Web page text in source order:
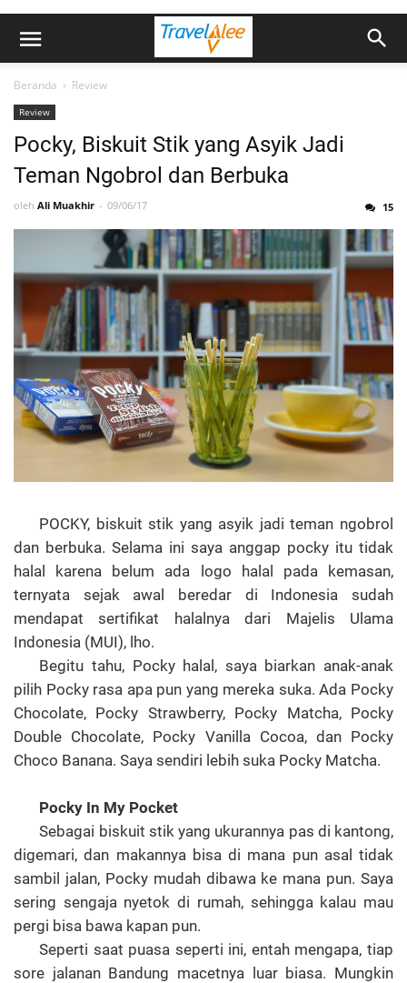
Beranda › Review
Review
Pocky, Biskuit Stik yang Asyik Jadi
Teman Ngobrol dan Berbuka
oleh Ali Muakhir 09/06/17 15
POCKY, biskuit stik yang asyik jadi teman ngobrol
dan berbuka. Selama ini saya anggap pocky itu tidak
halal karena belum ada logo halal pada kemasan,
ternyata sejak awal beredar di Indonesia sudah
mendapat sertifikat halalnya dari Majelis Ulama
Indonesia (MUI), lho.
Begitu tahu, Pocky halal, saya biarkan anak-anak
pilih Pocky rasa apa pun yang mereka suka. Ada Pocky
Chocolate, Pocky Strawberry, Pocky Matcha, Pocky
Double Chocolate, Pocky Vanilla Cocoa, dan Pocky
Choco Banana. Saya sendiri lebih suka Pocky Matcha.
Pocky In My Pocket
Sebagai biskuit stik yang ukurannya pas di kantong,
digemari, dan makannya bisa di mana pun asal tidak
sambil jalan, Pocky mudah dibawa ke mana pun. Saya
sering sengaja nyetok di rumah, sehingga kalau mau
pergi bisa bawa kapan pun.
Seperti saat puasa seperti ini, entah mengapa, tiap
sore jalanan Bandung macetnya luar biasa. Mungkin